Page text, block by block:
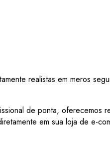
realistas em meros
de ponta, oferecemos
em sua loja de e-